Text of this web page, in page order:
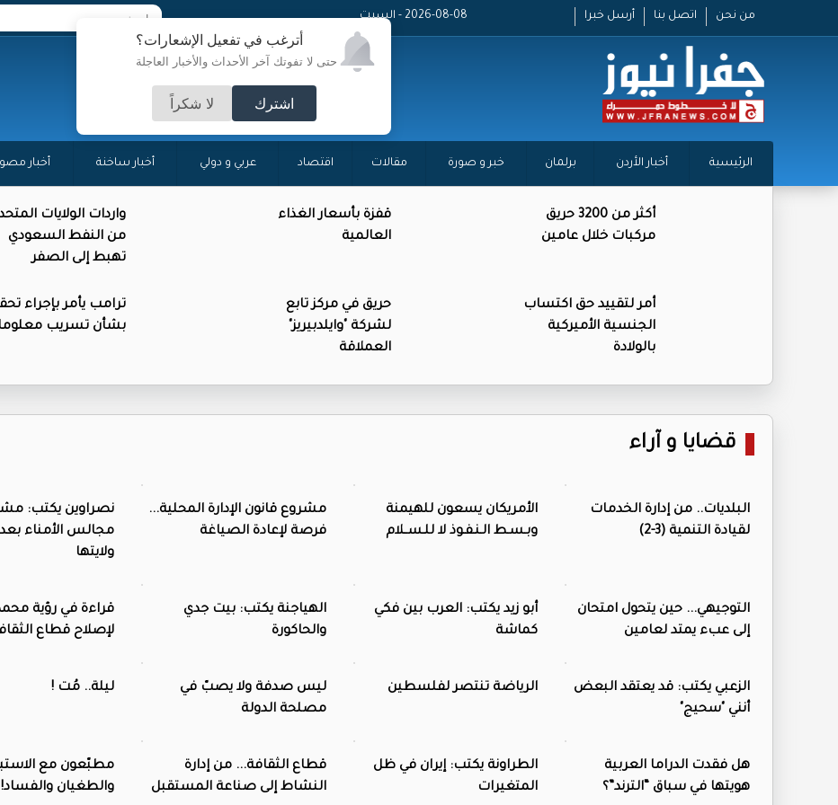
أترغب في تفعيل الإشعارات؟
حتى لا تفوتك آخر الأحداث والأخبار العاجلة
اشترك لا شكراً
من نحن اتصل بنا أرسل خبرا 2026-08-08 - السبت
الرئيسية أخبار الأردن برلمان خبر و صورة مقالات اقتصاد عربي و دولي أخبار ساخنة أخبار
أكثر من 3200 حريق
مركبات خلال عامين
قفزة بأسعار الغذاء
العالمية
واردات الولايات
من النفط السعودي
تهبط إلى الصفر
أمر لتقييد حق اكتساب
الجنسية الأميركية
بالولادة
حريق في مركز تابع
لشركة "وايلدبيريز"
العملاقة
ترامب يأمر بإجراء
بشأن تسريب
قضايا و آراء
البلديات.. من إدارة الخدمات
لقيادة التنمية (3-2)
الأمريكان يسعون للهيمنة
وبـسـط الـنـفـوذ لا للـســلام
مشروع قانون الإدارة المحلية...
فرصة لإعادة الصياغة
نصراوين يكتب:
مجالس الأمناء بعد
ولايتها
التوجيهي... حين يتحول امتحان
إلى عبء يمتد لعامين
أبو زيد يكتب: العرب بين فكي
كماشة
الهياجنة يكتب: بيت جدي
والحاكورة
قراءة في رؤية
لإصلاح قطاع
الزعبي يكتب: قد يعتقد البعض
أنني "سحيج"
الرياضة تنتصر لفلسطين
‏ليس صدفة ولا يصبّ في
مصلحة الدولة
ليلة.. مُت !
هل فقدت الدراما العربية
هويتها في سباق “الترند”؟
الطراونة يكتب: إيران في ظل
المتغيرات
قطاع الثقافة... من إدارة
النشاط إلى صناعة المستقبل
مطبّعون مع
والطغيان والفساد!